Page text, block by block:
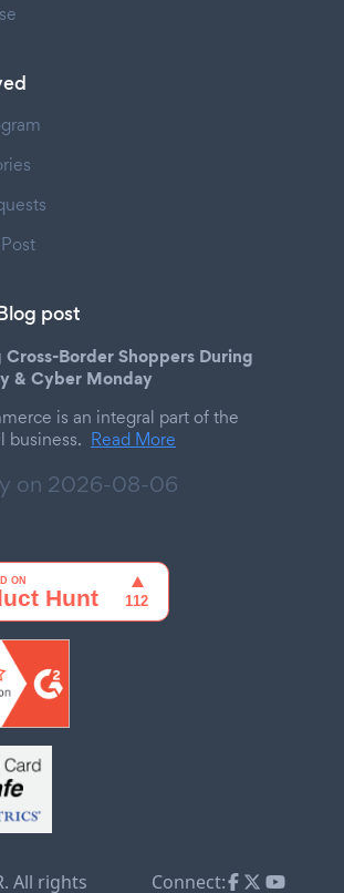
post
Border Shoppers During
& Cyber Monday
is an integral part of the
business. Read More
on 2026-08-06
All rights Connect: